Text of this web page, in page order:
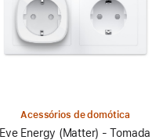
Acessórios de domótica
Eve Energy (Matter) - Tomada